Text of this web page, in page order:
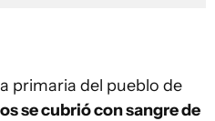
primaria del pueblo de
se cubrió con sangre de